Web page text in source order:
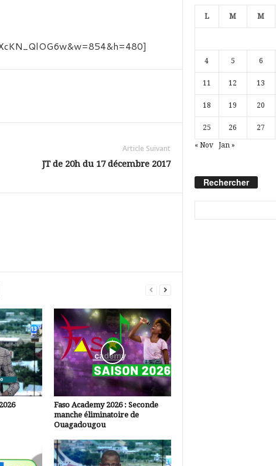
Article Suivant
JT de 20h du 17 décembre 2017
Faso Academy 2026 : Seconde
manche éliminatoire de
Ouagadougou
L M M
4 5 6
11 12 13
18 19 20
25 26 27
« Nov Jan »
Rechercher